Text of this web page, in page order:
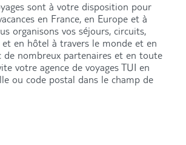
sont à votre disposition pour
en France, en Europe et à
organisons vos séjours, circuits,
et en hôtel à travers le monde et en
de nombreux partenaires et en toute
votre agence de voyages TUI en
ou code postal dans le champ de